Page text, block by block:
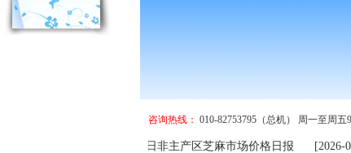
咨询热线： 010-82753795（总机） 周一至周五
[2026-08-07] 8月7日非主产区芝麻市场价格日报 [2026-08-